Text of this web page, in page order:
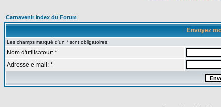
Carnavenir Index du Forum
Envoyez
Les champs marqué d'un * sont obligatoires.
Nom d'utilisateur: *
Adresse e-mail: *